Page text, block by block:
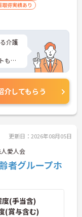
得実績あり
介護
も大
に詳
。
介してもらう
更新日：2026年08月05日
愛人会
者グループホ
度(手当含)
(賞与含む)